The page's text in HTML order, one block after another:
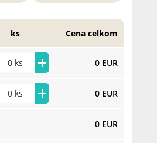
0 EUR
0 EUR
0 EUR
ks Cena celkom